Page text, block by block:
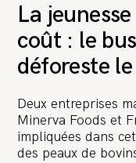
La
coût : le
déforeste
Deux entreprises
Minerva Foods et
impliquées dans
des peaux de